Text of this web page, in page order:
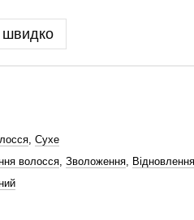
, Сухе
волосся, Зволоження, Відновлення